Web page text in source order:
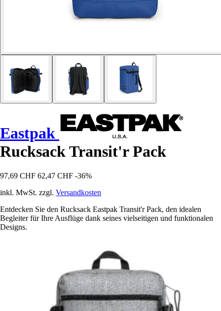
Eastpak
Rucksack Transit'r Pack
97,69 CHF 62,47 CHF -36%
inkl. MwSt. zzgl. Versandkosten
Entdecken Sie den Rucksack Eastpak Transit'r Pack, den idealen
Begleiter für Ihre Ausflüge dank seines vielseitigen und funktionalen
Designs.